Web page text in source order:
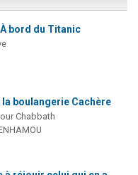
bord du Titanic
la boulangerie Cachère
Chabbath